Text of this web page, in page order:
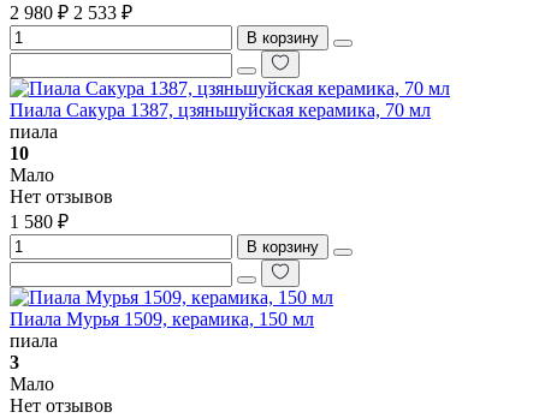
2 980 ₽ 2 533 ₽
В корзину
Пиала Сакура 1387, цзяньшуйская керамика, 70 мл
пиала
10
Мало
Нет отзывов
1 580 ₽
В корзину
Пиала Мурья 1509, керамика, 150 мл
пиала
3
Мало
Нет отзывов